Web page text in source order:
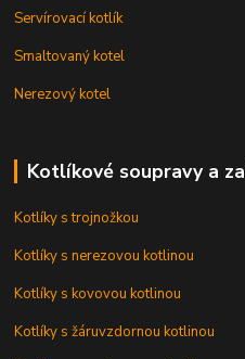
Servírovací kotlík
Smaltovaný kotel
Nerezový kotel
Kotlíkové soupravy a
Kotlíky s trojnožkou
Kotlíky s nerezovou kotlinou
Kotlíky s kovovou kotlinou
Kotlíky s žáruvzdornou kotlinou